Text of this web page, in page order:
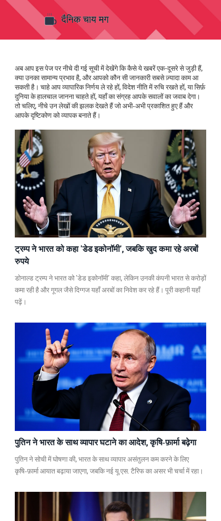
अब आप इस पेज पर नीचे दी गई सूची में देखेंगे कि कैसे ये खबरें एक-दूसरे से जुड़ी हैं,
क्या उनका सामान्य प्रभाव है, और आपको कौन सी जानकारी सबसे ज़्यादा काम आ
सकती है। चाहे आप व्यापारिक निर्णय ले रहे हों, विदेश नीति में रुचि रखते हों, या सिर्फ़
दुनिया के हालचाल जानना चाहते हों, यहाँ का संग्रह आपके सवालों का जवाब देगा।
तो चलिए, नीचे उन लेखों की झलक देखते हैं जो अभी‑अभी प्रकाशित हुए हैं और
आपके दृष्टिकोण को व्यापक बनाते हैं।
ट्रम्प ने भारत को कहा 'डेड इकोनॉमी', जबकि खुद कमा रहे अरबों
रुपये
डोनाल्ड ट्रम्प ने भारत को 'डेड इकोनॉमी' कहा, लेकिन उनकी कंपनी भारत से करोड़ों
कमा रही है और गूगल जैसे दिग्गज यहाँ अरबों का निवेश कर रहे हैं। पूरी कहानी यहाँ
पढ़ें।
पुतिन ने भारत के साथ व्यापार घटाने का आदेश, कृषि‑फ़ार्मा बढ़ेगा
पुतिन ने सोची में घोषणा की, भारत के साथ व्यापार असंतुलन कम करने के लिए
कृषि‑फ़ार्मा आयात बढ़ाया जाएगा, जबकि नई यू.एस. टैरिफ का असर भी चर्चा में रहा।